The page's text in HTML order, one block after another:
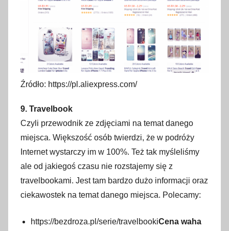
Źródło: https://pl.aliexpress.com/
9. Travelbook
Czyli przewodnik ze zdjęciami na temat danego
miejsca. Większość osób twierdzi, że w podróży
Internet wystarczy im w 100%. Też tak myśleliśmy
ale od jakiegoś czasu nie rozstajemy się z
travelbookami. Jest tam bardzo dużo informacji oraz
ciekawostek na temat danego miejsca. Polecamy:
https://bezdroza.pl/serie/travelbookiCena waha